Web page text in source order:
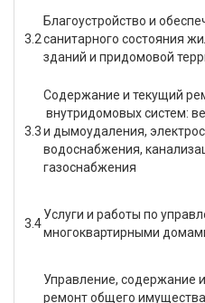
3.2
Благоустройство и
санитарного состояния
зданий и придомовой
3.3
Содержание и текущий
внутридомовых систем:
и дымоудаления,
водоснабжения,
газоснабжения
3.4
Услуги и работы по
многоквартирными
Управление, содержание
ремонт общего